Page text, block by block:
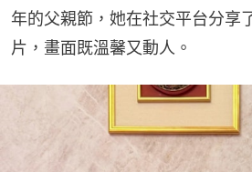
年的父親節，她在社交平台分享
片，畫面既溫馨又動人。